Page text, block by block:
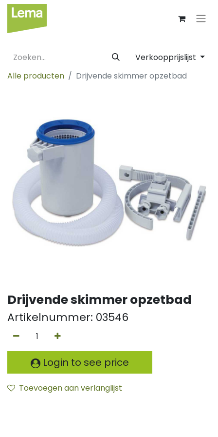
Verkoopprijslijst
Alle producten
Drijvende skimmer opzetbad
Drijvende skimmer opzetbad
Artikelnummer: 03546
Login to see price
Toevoegen aan verlanglijst